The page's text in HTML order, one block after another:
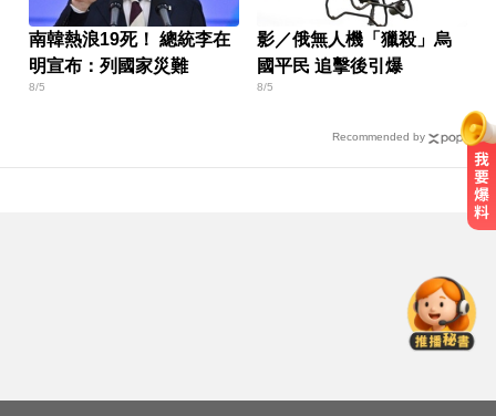
南韓熱浪19死！ 總統李在
明宣布：列國家災難
8/5
影／俄無人機「獵殺」烏
國平民 追擊後引爆
8/5
Recommended by
弊」！官方急出手